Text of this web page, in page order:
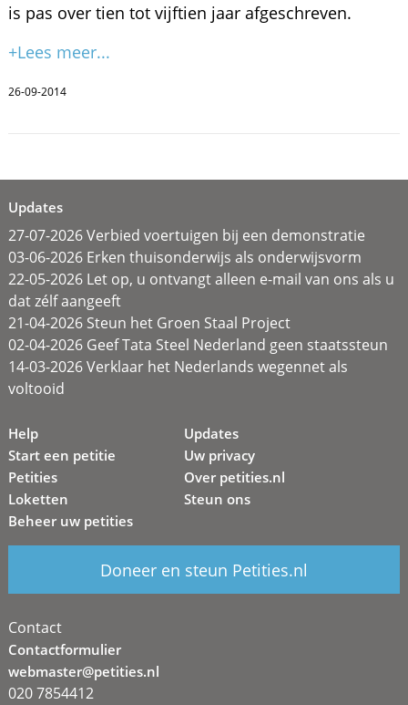
is pas over tien tot vijftien jaar afgeschreven.
+Lees meer...
26-09-2014
Updates
27-07-2026 Verbied voertuigen bij een demonstratie
03-06-2026 Erken thuisonderwijs als onderwijsvorm
22-05-2026 Let op, u ontvangt alleen e-mail van ons als u
dat zélf aangeeft
21-04-2026 Steun het Groen Staal Project
02-04-2026 Geef Tata Steel Nederland geen staatssteun
14-03-2026 Verklaar het Nederlands wegennet als
voltooid
Help
Start een petitie
Petities
Loketten
Beheer uw petities
Updates
Uw privacy
Over petities.nl
Steun ons
Doneer en steun Petities.nl
Contact
Contactformulier
webmaster@petities.nl
020 7854412